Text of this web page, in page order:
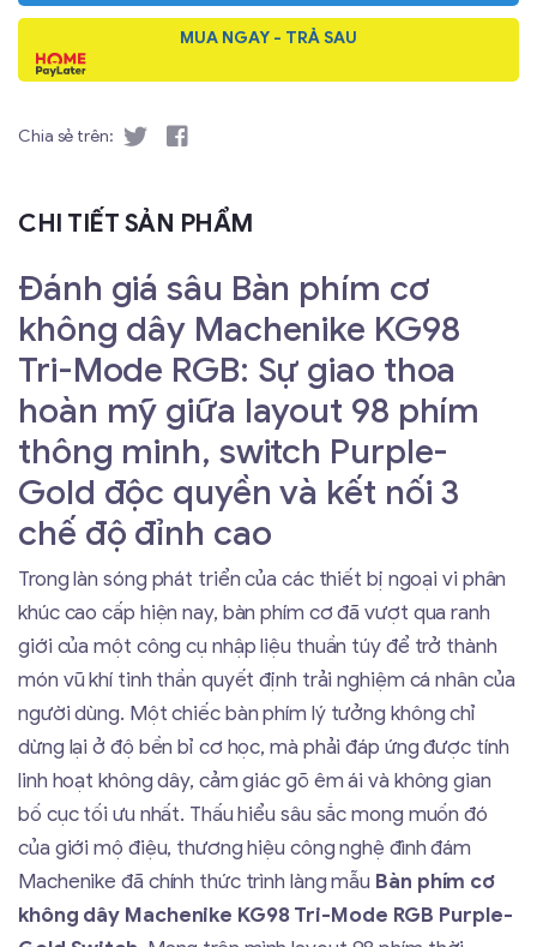
MUA NGAY - TRẢ SAU
Chia sẻ trên:
CHI TIẾT SẢN PHẨM
Đánh giá sâu Bàn phím cơ
không dây Machenike KG98
Tri-Mode RGB: Sự giao thoa
hoàn mỹ giữa layout 98 phím
thông minh, switch Purple-
Gold độc quyền và kết nối 3
chế độ đỉnh cao
Trong làn sóng phát triển của các thiết bị ngoại vi phân
khúc cao cấp hiện nay, bàn phím cơ đã vượt qua ranh
giới của một công cụ nhập liệu thuần túy để trở thành
món vũ khí tinh thần quyết định trải nghiệm cá nhân của
người dùng. Một chiếc bàn phím lý tưởng không chỉ
dừng lại ở độ bền bỉ cơ học, mà phải đáp ứng được tính
linh hoạt không dây, cảm giác gõ êm ái và không gian
bố cục tối ưu nhất. Thấu hiểu sâu sắc mong muốn đó
của giới mộ điệu, thương hiệu công nghệ đình đám
Machenike đã chính thức trình làng mẫu Bàn phím cơ
không dây Machenike KG98 Tri-Mode RGB Purple-